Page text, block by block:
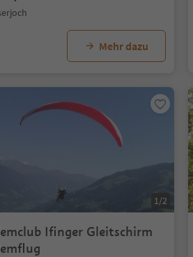
Mehr dazu
1/2
Ifinger Gleitschirm